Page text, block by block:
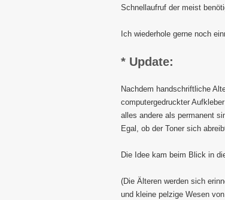
Schnellaufruf der meist
Ich wiederhole gerne noch
* Update:
Nachdem handschriftliche
computergedruckter
alles andere als permanent
Egal, ob der Toner sich
Die Idee kam beim Blick in
(Die Älteren werden sich
und kleine pelzige Wesen